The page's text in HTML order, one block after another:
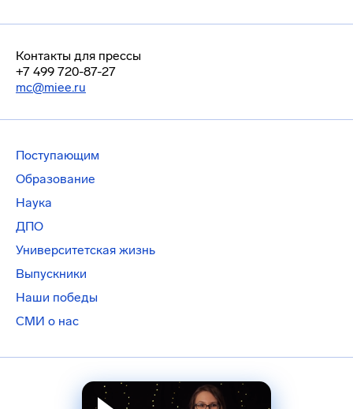
Контакты для прессы
+7 499 720-87-27
mc@miee.ru
Поступающим
Образование
Наука
ДПО
Университетская жизнь
Выпускники
Наши победы
СМИ о нас